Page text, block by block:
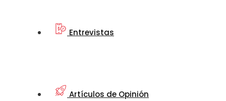
Entrevistas
Artículos de Opinión